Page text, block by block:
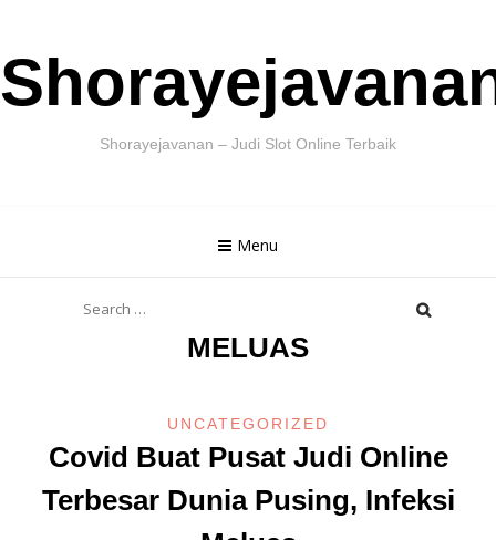
to
content
Shorayejavanan – Judi Slot Online Terbaik
Menu
for:
MELUAS
UNCATEGORIZED
Covid Buat Pusat Judi Online
Terbesar Dunia Pusing, Infeksi